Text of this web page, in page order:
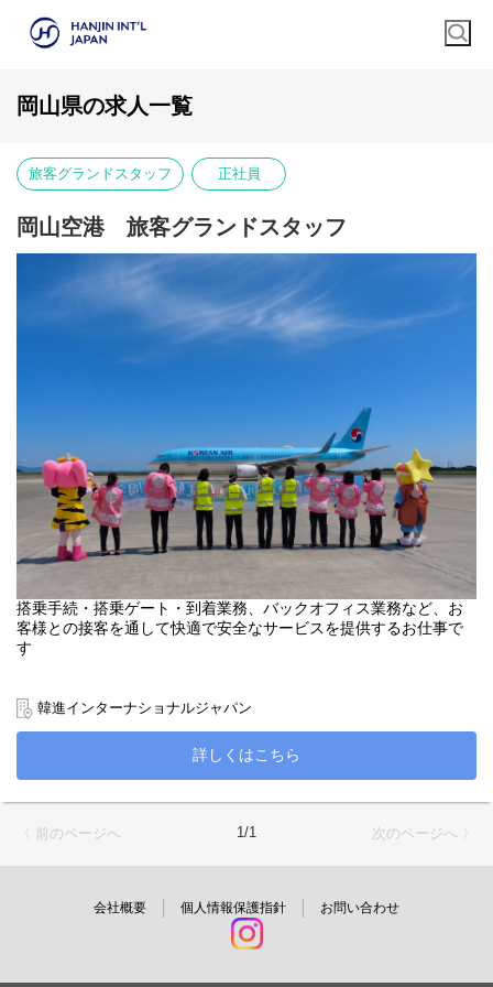
岡山県の求人一覧
旅客グランドスタッフ 正社員
岡山空港 旅客グランドスタッフ
搭乗手続・搭乗ゲート・到着業務、バックオフィス業務など、お
客様との接客を通して快適で安全なサービスを提供するお仕事で
す
韓進インターナショナルジャパン
詳しくはこちら
〈 前のページへ 1/1 次のページへ 〉
会社概要 個人情報保護指針 お問い合わせ